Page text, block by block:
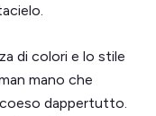
di colori e lo stile
mano che
dappertutto.